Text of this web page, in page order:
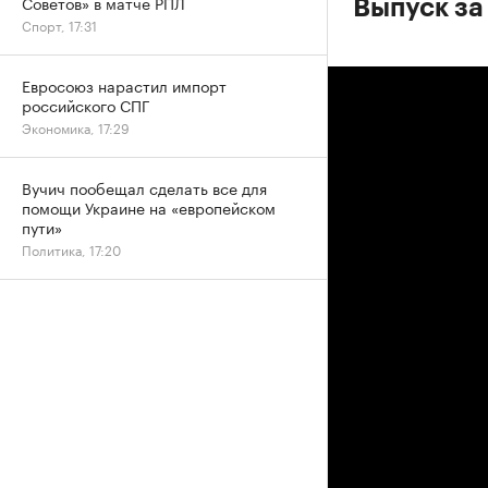
Выпуск
Спорт, 17:31
Евросоюз нарастил импорт
российского СПГ
Экономика, 17:29
Вучич пообещал сделать все для
помощи Украине на «европейском
пути»
Политика, 17:20